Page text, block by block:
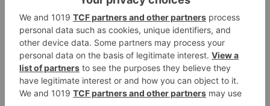
La Unión Deportiva Las Palmas mantendría sus
66 puntos actuales sin variación alguna. Lo
mismo sucede con el Eibar, que seguiría con 64
puntos sin haber sido especialmente
beneficiado ni perjudicado durante la